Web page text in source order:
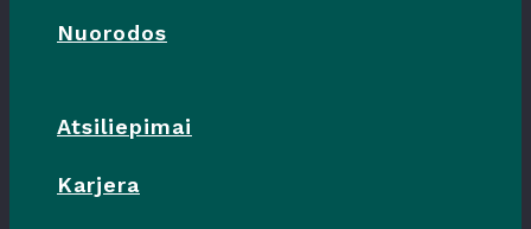
Nuorodos
Atsiliepimai
Karjera